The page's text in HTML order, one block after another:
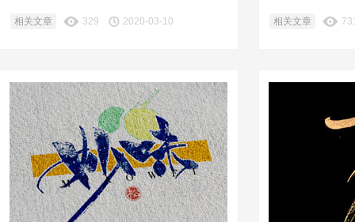
相关文章 329 2020-03-10 相关文章